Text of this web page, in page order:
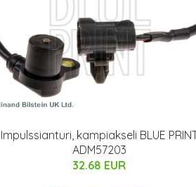
Impulssianturi, kampiakseli BLUE
ADM57203
32.68 EUR